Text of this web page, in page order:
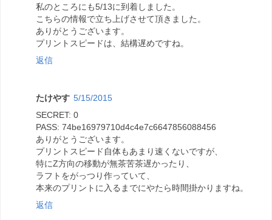
私のところにも5/13に到着しました。
こちらの情報で立ち上げさせて頂きました。
ありがとうございます。
プリントスピードは、結構遅めですね。
返信
たけやす 5/15/2015
SECRET: 0
PASS: 74be16979710d4c4e7c6647856088456
ありがとうございます。
プリントスピード自体もあまり速くないですが、
特にZ方向の移動が無茶苦茶遅かったり、
ラフトをがっつり作っていて、
本来のプリントに入るまでにやたら時間掛かりますね。
返信